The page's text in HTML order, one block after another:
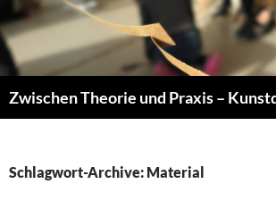
Zum
Inhalt
springen
Schlagwort-Archive: Material